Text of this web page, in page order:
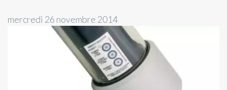
mercredi 26 novembre 2014